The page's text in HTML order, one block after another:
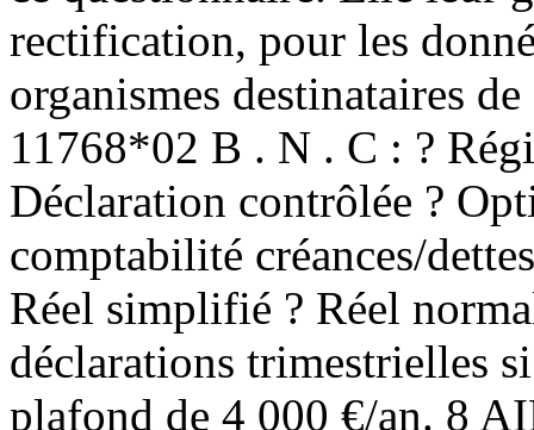
rectification, pour les
organismes destinataires
11768*02 B . N . C : ?
Déclaration contrôlée ?
comptabilité créances/
Réel simplifié ? Réel
déclarations trimestrielles
plafond de 4 000 €/an. 8